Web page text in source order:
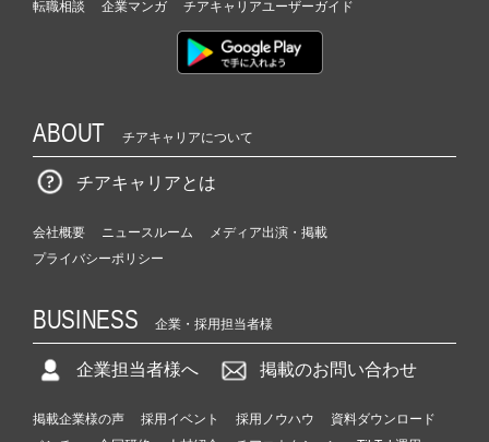
転職相談
企業マンガ チアキャリアユーザーガイド
ABOUT チアキャリアについて
チアキャリアとは
会社概要 ニュースルーム
メディア出演・掲載
プライバシーポリシー
BUSINESS 企業・採用担当者様
企業担当者様へ 掲載のお問い合わせ
掲載企業様の声 採用イベント 採用ノウハウ
資料ダウンロード